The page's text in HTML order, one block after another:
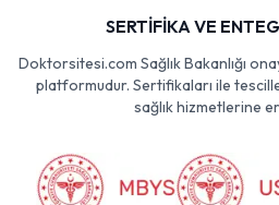
SERTİFİKA VE
Doktorsitesi.com Sağlık Bakanlığı
platformudur. Sertifikaları ile
sağlık hizmetlerine